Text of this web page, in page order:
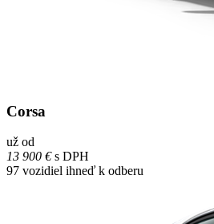
Corsa
už od
13 900 €s DPH
97 vozidiel ihneď k odberu